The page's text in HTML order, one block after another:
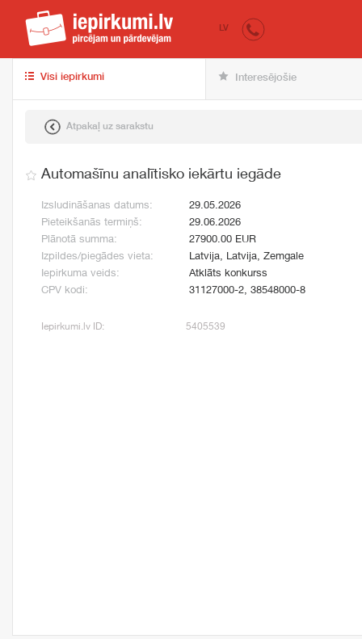
iepirkumi.lv
LV
Visi iepirkumi Interesējošie
Atpakaļ uz sarakstu
Automašīnu analītisko iekārtu iegāde
Izsludināšanas datums:
29.05.2026
Pieteikšanās termiņš:
29.06.2026
Plānotā summa:
27900.00 EUR
Izpildes/piegādes vieta:
Latvija, Latvija, Zemgale
Iepirkuma veids:
Atklāts konkurss
CPV kodi:
31127000-2, 38548000-8
Iepirkumi.lv ID: 5405539